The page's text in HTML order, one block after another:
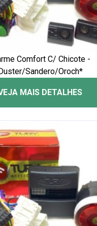
Comfort C/ Chicote -
Sandero/Oroch*
MAIS DETALHES